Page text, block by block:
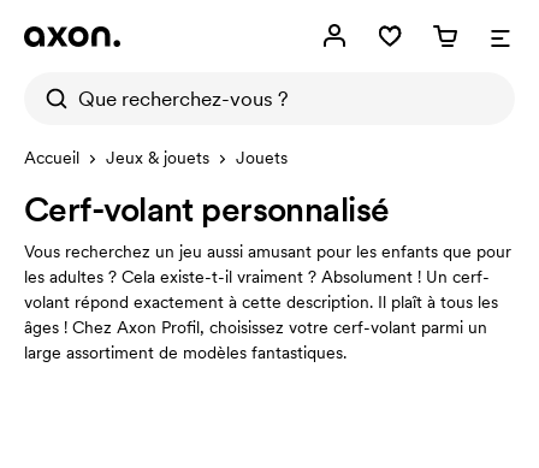
Accueil Jeux & jouets Jouets
Cerf-volant personnalisé
Vous recherchez un jeu aussi amusant pour les enfants que pour
les adultes ? Cela existe-t-il vraiment ? Absolument ! Un cerf-
volant répond exactement à cette description. Il plaît à tous les
âges ! Chez Axon Profil, choisissez votre cerf-volant parmi un
large assortiment de modèles fantastiques.